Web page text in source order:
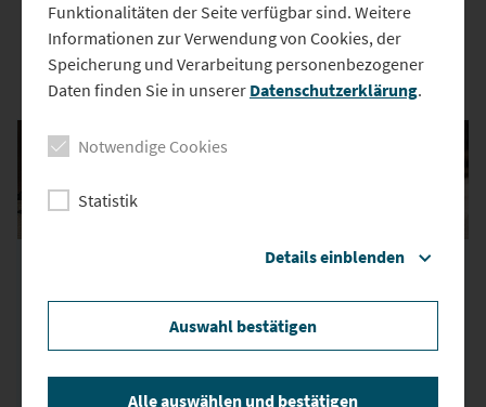
geschafft.
Das könnte Sie auch interessieren
Neustadt an der
Donau: Oldtimer-
Rallye „Storico“
Neustadt an der
Donau: Arbeiten bei
extremer Hitze –
Funktionalitäten der Seite verfügbar sind. Weitere
Informationen zur Verwendung von Cookies, der
Speicherung und Verarbeitung personenbezogener
Daten finden Sie in unserer Datenschutzerklärung.
Notwendige Cookies
Statistik
Details einblenden
Auswahl bestätigen
Alle auswählen und bestätigen